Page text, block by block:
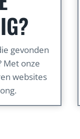
gevonden
Met onze
websites